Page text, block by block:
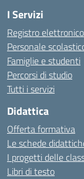
I Servizi
Registro elettronico
Personale
Famiglie e studenti
Percorsi di studio
Tutti i servizi
Didattica
Offerta formativa
Le schede
I progetti delle
Libri di testo